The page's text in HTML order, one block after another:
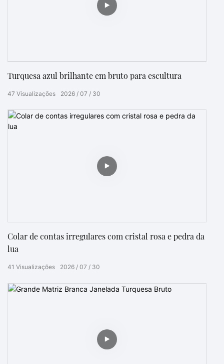
Turquesa azul brilhante em bruto para escultura
2026 07 30
47 Visualizações
Colar de contas irregulares com cristal rosa e pedra da
lua
2026 07 30
41 Visualizações